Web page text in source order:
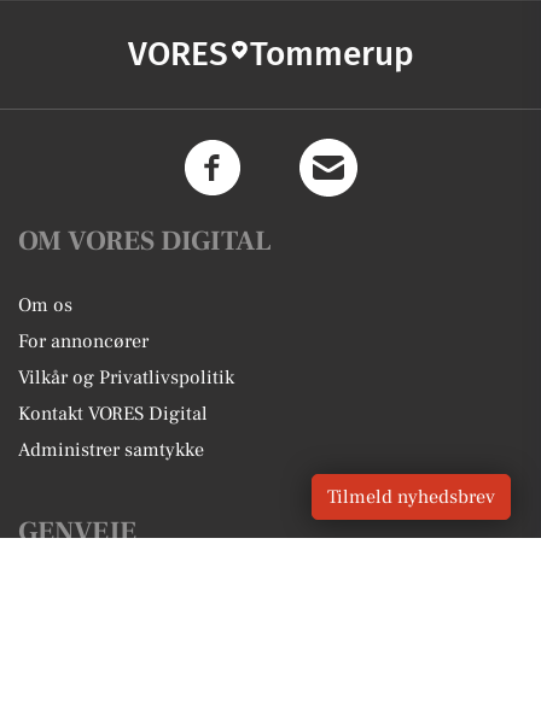
VORES Tommerup
OM VORES DIGITAL
Om os
For annoncører
Vilkår og Privatlivspolitik
Kontakt VORES Digital
Administrer samtykke
GENVEJE
Tilmeld nyhedsbrev